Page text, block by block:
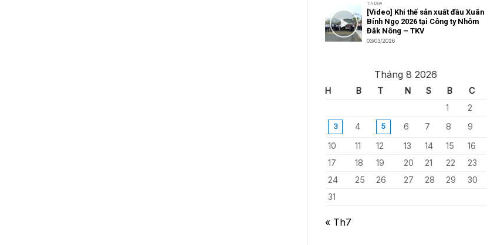
TIN DNA
[Video] Khí thế sản xuất đầu Xuân
Bính Ngọ 2026 tại Công ty Nhôm
Đắk Nông – TKV
03/03/2026
Tháng 8 2026
H B T N S B
C
1
2
3 4 5 6 7 8
9
10
11 12 13 14 15
16
17
18 19 20 21 22
23
24
25 26 27 28 29
30
31
« Th7